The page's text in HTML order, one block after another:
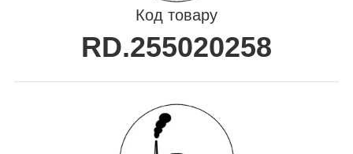
Код товару
RD.255020258